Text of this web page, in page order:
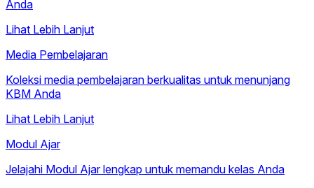
Anda
Lihat Lebih Lanjut
Media Pembelajaran
Koleksi media pembelajaran berkualitas untuk menunjang
KBM Anda
Lihat Lebih Lanjut
Modul Ajar
Jelajahi Modul Ajar lengkap untuk memandu kelas Anda